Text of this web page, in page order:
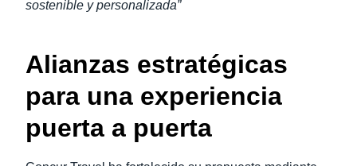
sostenible y personalizada”
Alianzas estratégicas
para una experiencia
puerta a puerta